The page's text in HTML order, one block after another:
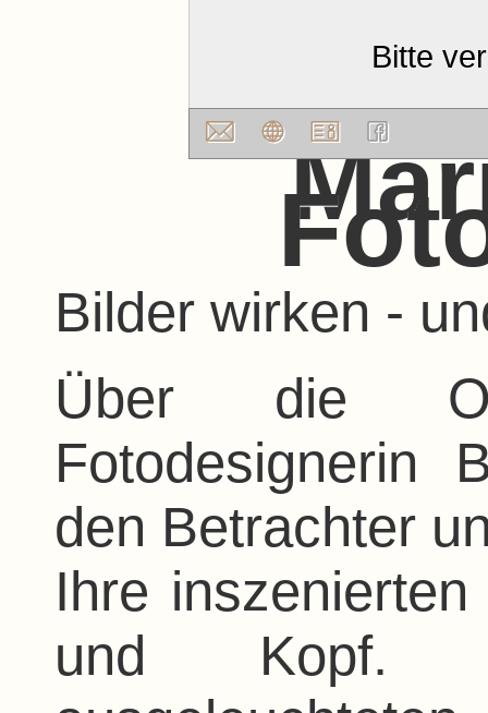
Bitte
Bilder wirken -
Über die
Fotodesignerin
den Betrachter
Ihre
und